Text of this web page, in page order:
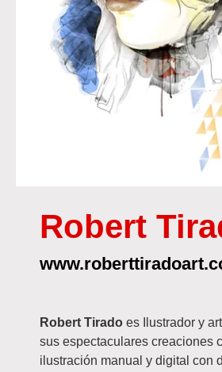
Robert
Robert Tirado es Ilustrador y
sus espectaculares creaciones
ilustración manual y digital con